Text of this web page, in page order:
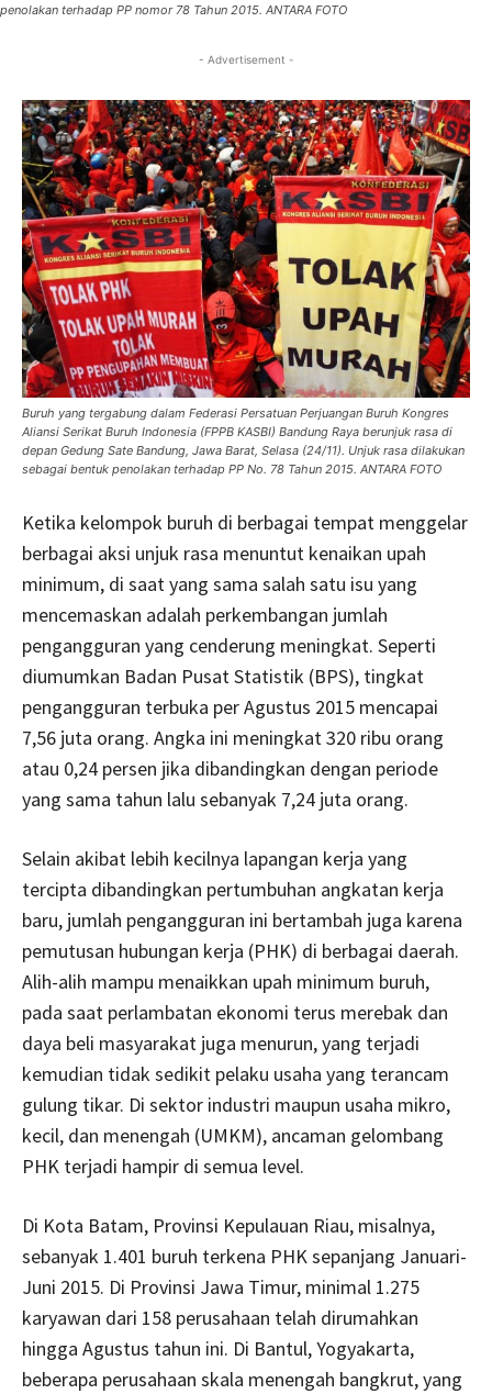
penolakan terhadap PP nomor 78 Tahun 2015. ANTARA FOTO
- Advertisement -
Buruh yang tergabung dalam Federasi Persatuan Perjuangan Buruh Kongres
Aliansi Serikat Buruh Indonesia (FPPB KASBI) Bandung Raya berunjuk rasa di
depan Gedung Sate Bandung, Jawa Barat, Selasa (24/11). Unjuk rasa dilakukan
sebagai bentuk penolakan terhadap PP No. 78 Tahun 2015. ANTARA FOTO
Ketika kelompok buruh di berbagai tempat menggelar
berbagai aksi unjuk rasa menuntut kenaikan upah
minimum, di saat yang sama salah satu isu yang
mencemaskan adalah perkembangan jumlah
pengangguran yang cenderung meningkat. Seperti
diumumkan Badan Pusat Statistik (BPS), tingkat
pengangguran terbuka per Agustus 2015 mencapai
7,56 juta orang. Angka ini meningkat 320 ribu orang
atau 0,24 persen jika dibandingkan dengan periode
yang sama tahun lalu sebanyak 7,24 juta orang.
Selain akibat lebih kecilnya lapangan kerja yang
tercipta dibandingkan pertumbuhan angkatan kerja
baru, jumlah pengangguran ini bertambah juga karena
pemutusan hubungan kerja (PHK) di berbagai daerah.
Alih-alih mampu menaikkan upah minimum buruh,
pada saat perlambatan ekonomi terus merebak dan
daya beli masyarakat juga menurun, yang terjadi
kemudian tidak sedikit pelaku usaha yang terancam
gulung tikar. Di sektor industri maupun usaha mikro,
kecil, dan menengah (UMKM), ancaman gelombang
PHK terjadi hampir di semua level.
Di Kota Batam, Provinsi Kepulauan Riau, misalnya,
sebanyak 1.401 buruh terkena PHK sepanjang Januari-
Juni 2015. Di Provinsi Jawa Timur, minimal 1.275
karyawan dari 158 perusahaan telah dirumahkan
hingga Agustus tahun ini. Di Bantul, Yogyakarta,
beberapa perusahaan skala menengah bangkrut, yang